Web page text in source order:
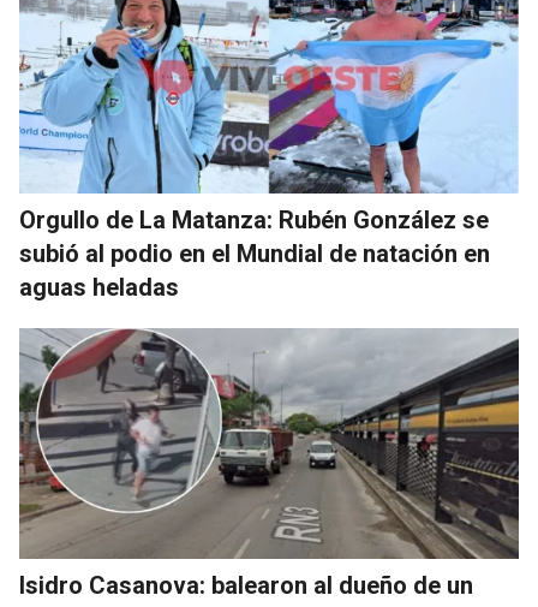
Orgullo de La Matanza: Rubén González se
subió al podio en el Mundial de natación en
aguas heladas
Isidro Casanova: balearon al dueño de un